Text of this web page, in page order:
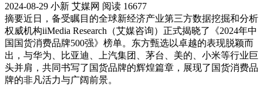
2024-08-29 小新 艾媒网 阅读 16677
摘要近日，备受瞩目的全球新经济产业第三方数据挖掘和分析
权威机构iiMedia Research（艾媒咨询）正式揭晓了《2024年中
国国货消费品牌500强》榜单。东方甄选以卓越的表现脱颖而
出，与华为、比亚迪、上汽集团、茅台、美的、小米等行业巨
头并肩，共同书写了国货品牌的辉煌篇章，展现了国货消费品
牌的非凡活力与广阔前景。